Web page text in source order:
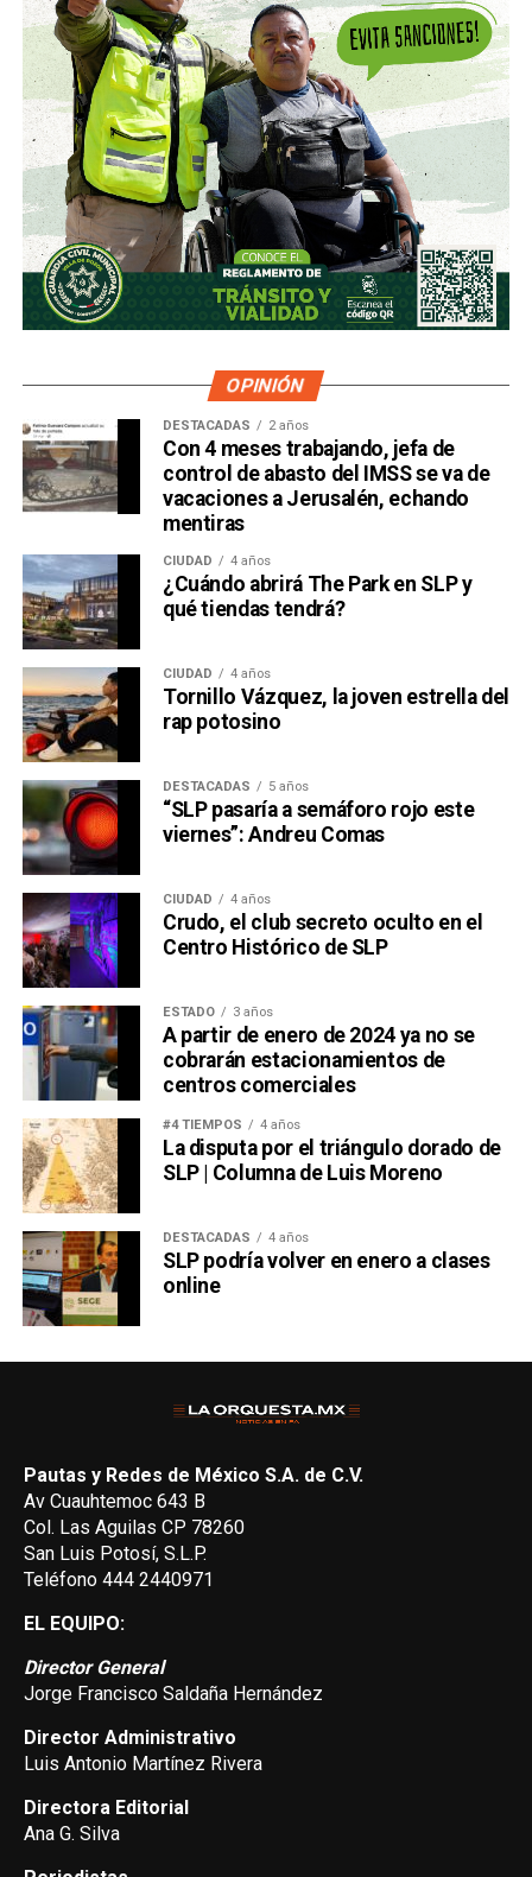
OPINIÓN
DESTACADAS 2 años
Con 4 meses trabajando, jefa de
control de abasto del IMSS se va de
vacaciones a Jerusalén, echando
mentiras
CIUDAD 4 años
¿Cuándo abrirá The Park en SLP y
qué tiendas tendrá?
CIUDAD 4 años
Tornillo Vázquez, la joven estrella del
rap potosino
DESTACADAS 5 años
“SLP pasaría a semáforo rojo este
viernes”: Andreu Comas
CIUDAD 4 años
Crudo, el club secreto oculto en el
Centro Histórico de SLP
ESTADO 3 años
A partir de enero de 2024 ya no se
cobrarán estacionamientos de
centros comerciales
#4 TIEMPOS 4 años
La disputa por el triángulo dorado de
SLP | Columna de Luis Moreno
DESTACADAS 4 años
SLP podría volver en enero a clases
online
Pautas y Redes de México S.A. de C.V.
Av Cuauhtemoc 643 B
Col. Las Aguilas CP 78260
San Luis Potosí, S.L.P.
Teléfono 444 2440971
EL EQUIPO:
Director General
Jorge Francisco Saldaña Hernández
Director Administrativo
Luis Antonio Martínez Rivera
Directora Editorial
Ana G. Silva